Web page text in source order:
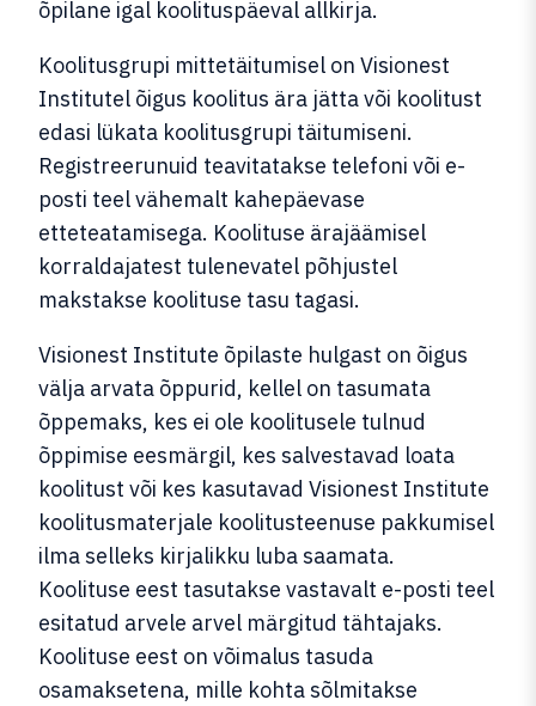
õpilane igal koolituspäeval allkirja.
Koolitusgrupi mittetäitumisel on Visionest
Institutel õigus koolitus ära jätta või koolitust
edasi lükata koolitusgrupi täitumiseni.
Registreerunuid teavitatakse telefoni või e-
posti teel vähemalt kahepäevase
etteteatamisega. Koolituse ärajäämisel
korraldajatest tulenevatel põhjustel
makstakse koolituse tasu tagasi.
Visionest Institute õpilaste hulgast on õigus
välja arvata õppurid, kellel on tasumata
õppemaks, kes ei ole koolitusele tulnud
õppimise eesmärgil, kes salvestavad loata
koolitust või kes kasutavad Visionest Institute
koolitusmaterjale koolitusteenuse pakkumisel
ilma selleks kirjalikku luba saamata.
Koolituse eest tasutakse vastavalt e-posti teel
esitatud arvele arvel märgitud tähtajaks.
Koolituse eest on võimalus tasuda
osamaksetena, mille kohta sõlmitakse